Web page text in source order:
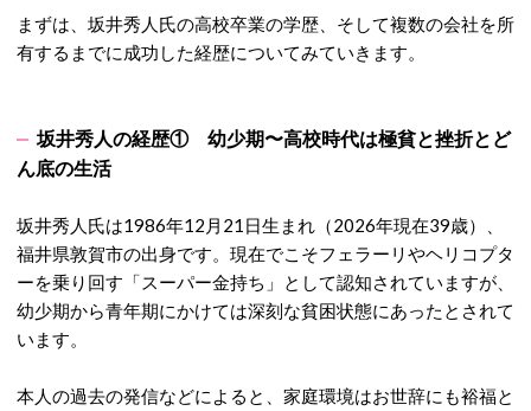
まずは、坂井秀人氏の高校卒業の学歴、そして複数の会社を所
有するまでに成功した経歴についてみていきます。
坂井秀人の経歴① 幼少期〜高校時代は極貧と挫折とど
ん底の生活
坂井秀人氏は1986年12月21日生まれ（2026年現在39歳）、
福井県敦賀市の出身です。現在でこそフェラーリやヘリコプタ
ーを乗り回す「スーパー金持ち」として認知されていますが、
幼少期から青年期にかけては深刻な貧困状態にあったとされて
います。
本人の過去の発信などによると、家庭環境はお世辞にも裕福と